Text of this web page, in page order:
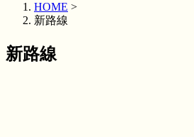
HOME >
新路線
新路線